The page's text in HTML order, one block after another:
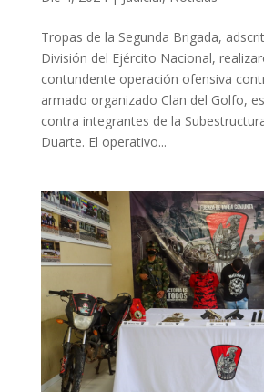
Tropas de la Segunda Brigada,
División del Ejército Nacional,
contundente operación ofensiva
armado organizado Clan del Golfo,
contra integrantes de la
Duarte. El operativo...